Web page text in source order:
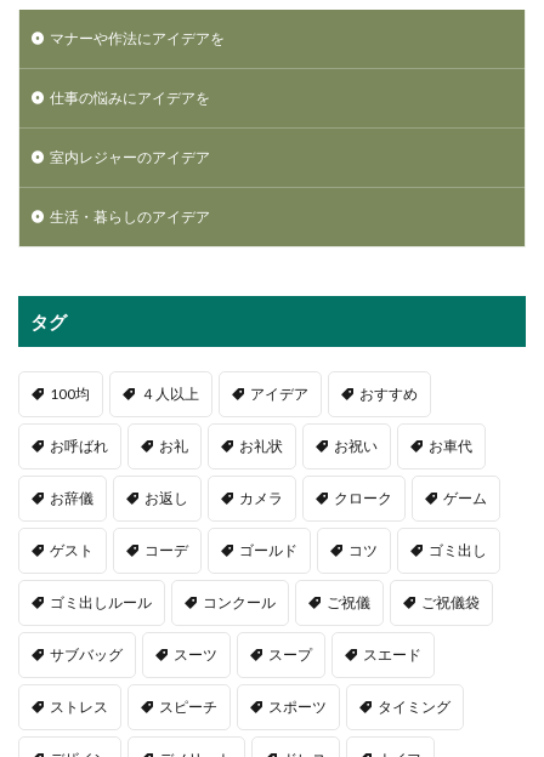
マナーや作法にアイデアを
仕事の悩みにアイデアを
室内レジャーのアイデア
生活・暮らしのアイデア
タグ
100均 ４人以上 アイデア おすすめ
お呼ばれ お礼 お礼状 お祝い お車代
お辞儀 お返し カメラ クローク ゲーム
ゲスト コーデ ゴールド コツ ゴミ出し
ゴミ出しルール コンクール ご祝儀 ご祝儀袋
サブバッグ スーツ スープ スエード
ストレス スピーチ スポーツ タイミング